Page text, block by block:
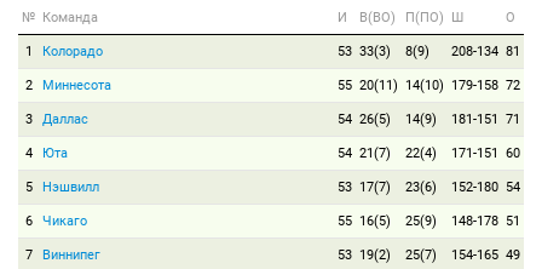
№ Команда И В(ВО) П(ПО) Ш О
1 Колорадо 53 33(3) 8(9) 208-134 81
2 Миннесота 55 20(11) 14(10) 179-158 72
3 Даллас 54 26(5) 14(9) 181-151 71
4 Юта 54 21(7) 22(4) 171-151 60
5 Нэшвилл 53 17(7) 23(6) 152-180 54
6 Чикаго 55 16(5) 25(9) 148-178 51
7 Виннипег 53 19(2) 25(7) 154-165 49